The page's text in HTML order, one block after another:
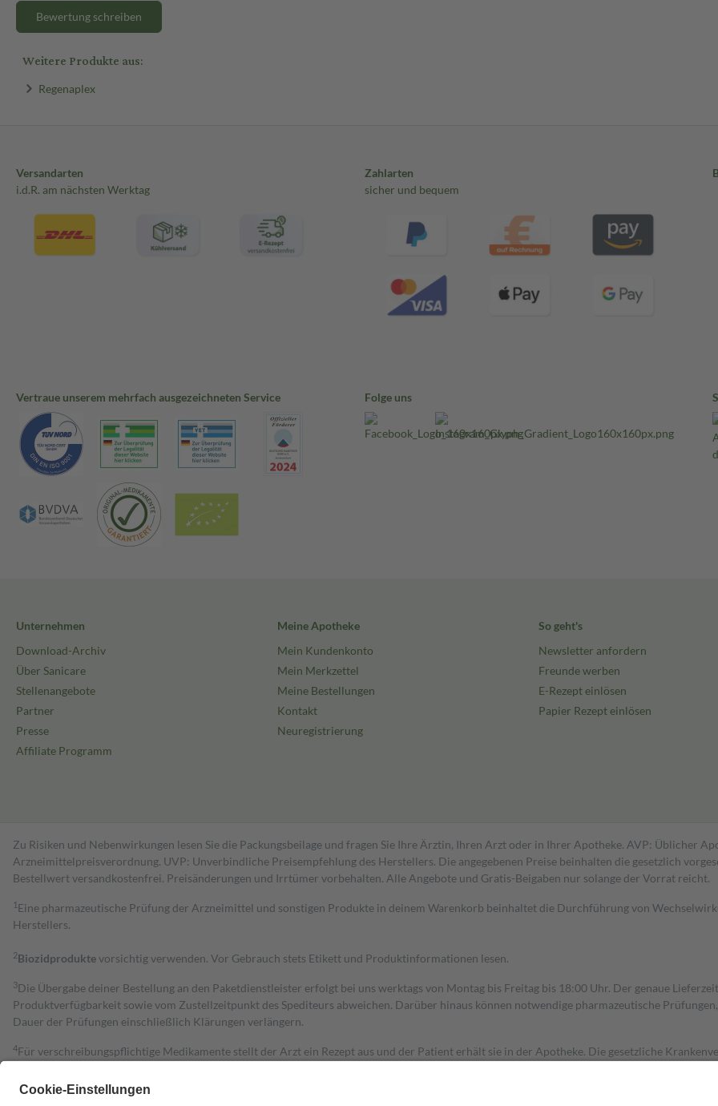
Bewertung schreiben
Weitere Produkte aus:
Regenaplex
Versandarten
i.d.R. am nächsten Werktag
Zahlarten
sicher und bequem
Vertraue unserem mehrfach ausgezeichneten Service Folge uns
Unternehmen
Download-Archiv
Über Sanicare
Stellenangebote
Partner
Presse
Affiliate Programm
Meine Apotheke
Mein Kundenkonto
Mein Merkzettel
Meine Bestellungen
Kontakt
Neuregistrierung
So geht's
Newsletter anfordern
Freunde werben
E-Rezept einlösen
Papier Rezept einlösen
Zu Risiken und Nebenwirkungen lesen Sie die Packungsbeilage und fragen Sie Ihre Ärztin, Ihren Arzt oder in Ihrer Apotheke. AVP: Üblicher
Arzneimittelpreisverordnung. UVP: Unverbindliche Preisempfehlung des Herstellers. Die angegebenen Preise beinhalten die gesetzlich
Bestell­wert versand­kosten­frei. Preisänderungen und Irrtümer vorbehalten. Alle Angebote und Gratis-Beigaben nur solange der Vorrat reicht.
1 Eine pharmazeutische Prüfung der Arzneimittel und sonstigen Produkte in deinem Warenkorb beinhaltet die Durchführung von
Herstellers.
2Biozidproduktevorsichtig verwenden. Vor Gebrauch stets Etikett und Produktinformationen lesen.
3Die Übergabe deiner Bestellung an den Paketdienstleister erfolgt bei uns werktags von Montag bis Freitag bis 18:00 Uhr. Der genaue
Produktverfügbarkeit sowie vom Zustellzeitpunkt des Spediteurs abweichen. Darüber hinaus können notwendige pharmazeutische
Dauer der Prüfungen einschließlich Klärungen verlängern.
4Für verschreibungspflichtige Medikamente stellt der Arzt ein Rezept aus und der Patient erhält sie in der Apotheke. Die gesetzliche
Grundsätzlich leisten Mitglieder Zuzahlungen in Höhe von zehn Prozent des Abgabepreises,